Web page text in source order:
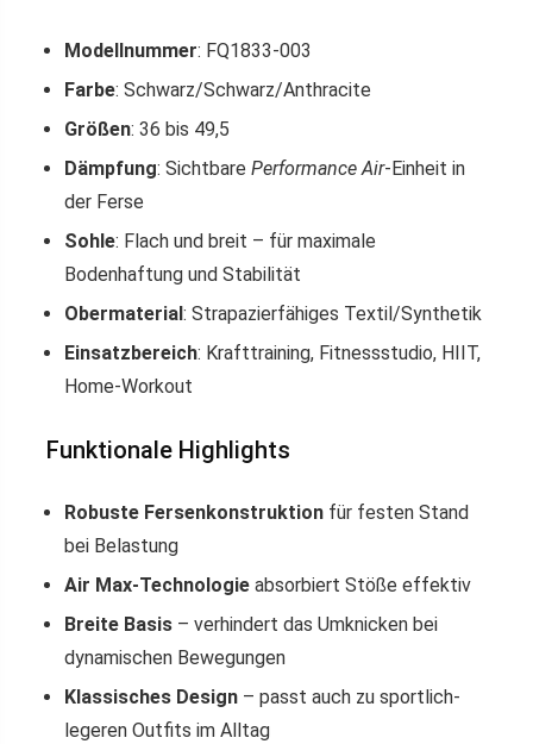
Modellnummer: FQ1833-003
Farbe: Schwarz/Schwarz/Anthracite
Größen: 36 bis 49,5
Dämpfung: Sichtbare Performance Air-Einheit in
der Ferse
Sohle: Flach und breit – für maximale
Bodenhaftung und Stabilität
Obermaterial: Strapazierfähiges Textil/Synthetik
Einsatzbereich: Krafttraining, Fitnessstudio, HIIT,
Home-Workout
Funktionale Highlights
Robuste Fersenkonstruktion für festen Stand
bei Belastung
Air Max-Technologie absorbiert Stöße effektiv
Breite Basis – verhindert das Umknicken bei
dynamischen Bewegungen
Klassisches Design – passt auch zu sportlich-
legeren Outfits im Alltag